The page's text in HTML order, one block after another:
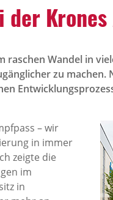
Krones
raschen Wandel in
zu
– wir
in immer
zeigte die
im
in